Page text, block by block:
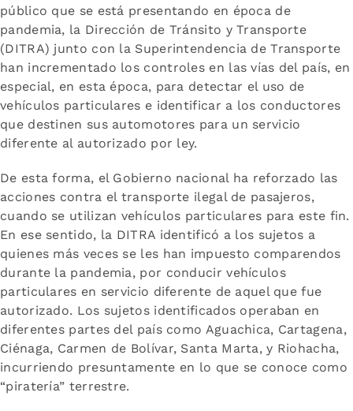
público que se está presentando en época de
pandemia, la Dirección de Tránsito y Transporte
(DITRA) junto con la Superintendencia de Transporte
han incrementado los controles en las vías del país, en
especial, en esta época, para detectar el uso de
vehículos particulares e identificar a los conductores
que destinen sus automotores para un servicio
diferente al autorizado por ley.
De esta forma, el Gobierno nacional ha reforzado las
acciones contra el transporte ilegal de pasajeros,
cuando se utilizan vehículos particulares para este fin.
En ese sentido, la DITRA identificó a los sujetos a
quienes más veces se les han impuesto comparendos
durante la pandemia, por conducir vehículos
particulares en servicio diferente de aquel que fue
autorizado. Los sujetos identificados operaban en
diferentes partes del país como Aguachica, Cartagena,
Ciénaga, Carmen de Bolívar, Santa Marta, y Riohacha,
incurriendo presuntamente en lo que se conoce como
“piratería” terrestre.